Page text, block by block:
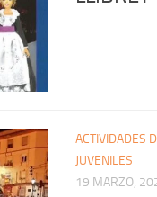
ACTIVIDADES
JUVENILES
19 MARZO,